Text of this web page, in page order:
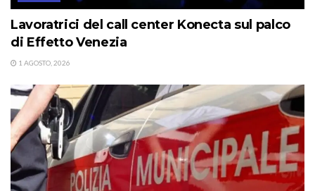
Lavoratrici del call center Konecta sul palco
di Effetto Venezia
1 AGOSTO, 2026